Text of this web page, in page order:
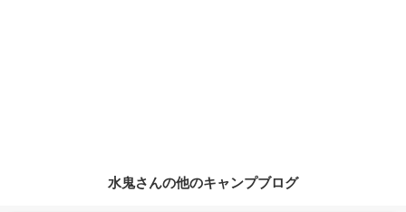
水鬼さんの他のキャンプブログ